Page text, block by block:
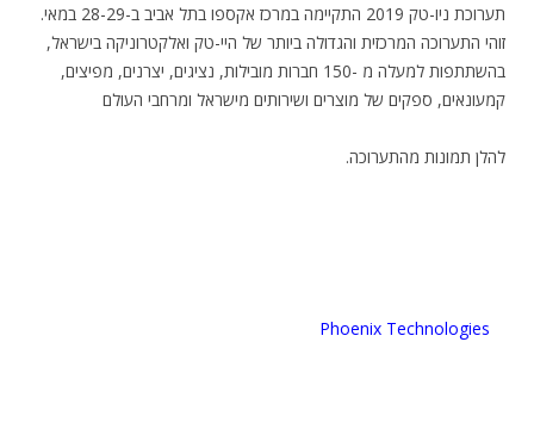
תערוכת ניו-טק 2019 התקיימה במרכז אקספו בתל אביב ב-28-29 במאי.
זוהי התערוכה המרכזית והגדולה ביותר של היי-טק ואלקטרוניקה בישראל,
בהשתתפות למעלה מ -150 חברות מובילות, נציגים, יצרנים, מפיצים,
קמעונאים, ספקים של מוצרים ושירותים מישראל ומרחבי העולם
.להלן תמונות מהתערוכה
Phoenix Technologies